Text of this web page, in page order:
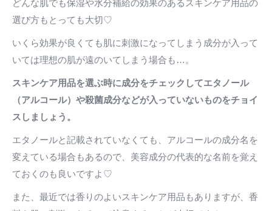
どんな肌でも保湿や水分補給の効果のあるスキンケア用品の
選び方もとっても大切♡
いくら効果が良くても肌に刺激になってしまう成分が入って
いては理想の肌が遠のいてしまう場合も…。
スキンケア用品を選ぶ時に成分をチェックしてエタノール
（アルコール）や殺菌成分などが入っていないものをチョイ
スしましょう。
エタノールと記載されていなくても、アルコールの成分名を
変えている場合もあるので、美容成分の代表的な名前を覚え
ておくのも良いですよ♡
また、最近では香りのよいスキンケア用品もありますが、香